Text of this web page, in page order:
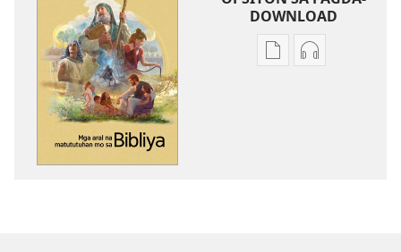
DOWNLOAD
OpsiyonOpsiyon